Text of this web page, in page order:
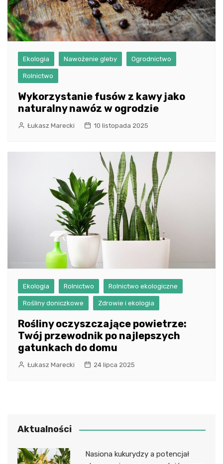
Ekologia Nawożenie gleby Ogrodnictwo
Rolnictwo
Wykorzystanie fusów z kawy jako
naturalny nawóz w ogrodzie
Łukasz Marecki 10 listopada 2025
Ekologia Rolnictwo Rolnictwo ekologiczne
Rośliny doniczkowe Zdrowie i ekologia
Rośliny oczyszczające powietrze:
Twój przewodnik po najlepszych
gatunkach do domu
Łukasz Marecki 24 lipca 2025
Aktualności
Nasiona kukurydzy a potencjał